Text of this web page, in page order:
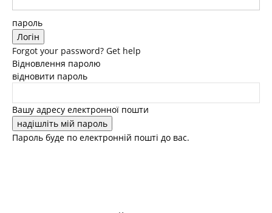
пароль
Forgot your password? Get help
Відновлення паролю
відновити пароль
Вашу адресу електронної пошти
Пароль буде по електронній пошті до вас.